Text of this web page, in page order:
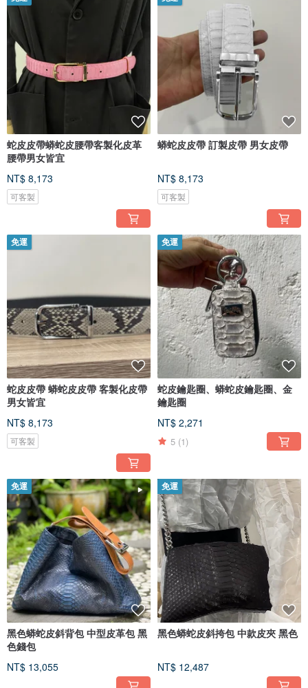
蛇皮皮帶蟒蛇皮腰帶客製化皮革
腰帶男女皆宜
NT$ 8,173
可客製
蟒蛇皮皮帶 訂製皮帶 男女皮帶
NT$ 8,173
可客製
免運
蛇皮皮帶 蟒蛇皮皮帶 客製化皮帶
男女皆宜
NT$ 8,173
可客製
免運
蛇皮鑰匙圈、蟒蛇皮鑰匙圈、金
鑰匙圈
NT$ 2,271
5 (1)
免運
黑色蟒蛇皮斜背包 中型皮革包 黑
色錢包
NT$ 13,055
免運
黑色蟒蛇皮斜挎包 中款皮夾 黑色
NT$ 12,487